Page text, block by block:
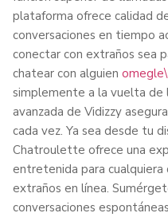
plataforma ofrece calidad
conversaciones en tiempo
conectar con extraños sea
chatear con alguien omegle\
simplemente a la vuelta de
avanzada de Vidizzy
cada vez. Ya sea desde tu
Chatroulette ofrece una
entretenida para cualquiera
extraños en línea.
conversaciones